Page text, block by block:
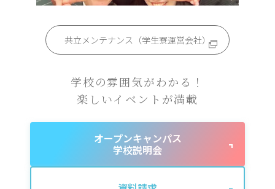
共立メンテナンス（学生寮運営会社）
学校の雰囲気がわかる！
楽しいイベントが満載
オープンキャンパス
学校説明会